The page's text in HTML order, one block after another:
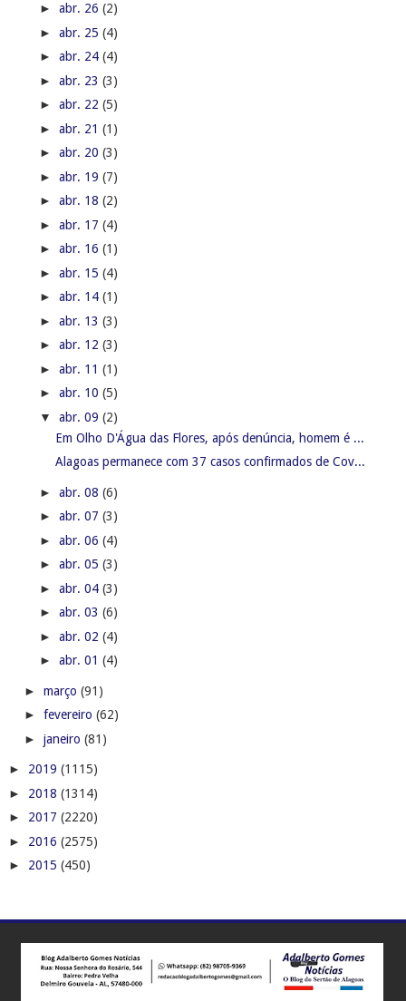
► abr. 26 (2)
► abr. 25 (4)
► abr. 24 (4)
► abr. 23 (3)
► abr. 22 (5)
► abr. 21 (1)
► abr. 20 (3)
► abr. 19 (7)
► abr. 18 (2)
► abr. 17 (4)
► abr. 16 (1)
► abr. 15 (4)
► abr. 14 (1)
► abr. 13 (3)
► abr. 12 (3)
► abr. 11 (1)
► abr. 10 (5)
▼ abr. 09 (2)
Em Olho D'Água das Flores, após denúncia, homem é ...
Alagoas permanece com 37 casos confirmados de Cov...
► abr. 08 (6)
► abr. 07 (3)
► abr. 06 (4)
► abr. 05 (3)
► abr. 04 (3)
► abr. 03 (6)
► abr. 02 (4)
► abr. 01 (4)
► março (91)
► fevereiro (62)
► janeiro (81)
► 2019 (1115)
► 2018 (1314)
► 2017 (2220)
► 2016 (2575)
► 2015 (450)